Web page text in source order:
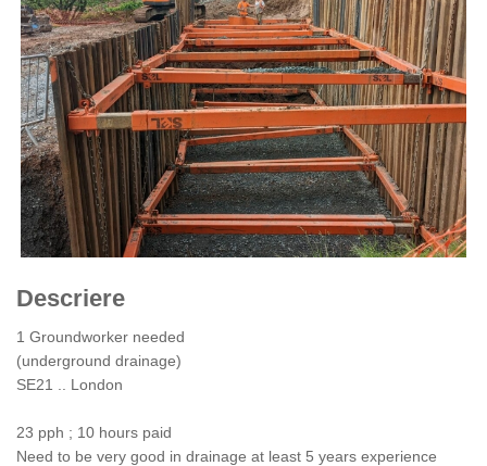
Descriere
1 Groundworker needed
(underground drainage)
SE21 .. London
23 pph ; 10 hours paid
Need to be very good in drainage at least 5 years experience